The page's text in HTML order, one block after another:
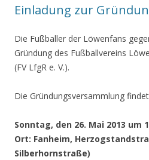
Einladung zur
Die Fußballer der Löwenfans
Gründung des Fußballvereins
(FV LfgR e. V.).
Die Gründungsversammlung
Sonntag, den 26. Mai 2013 um
Ort: Fanheim,
Silberhornstraße)